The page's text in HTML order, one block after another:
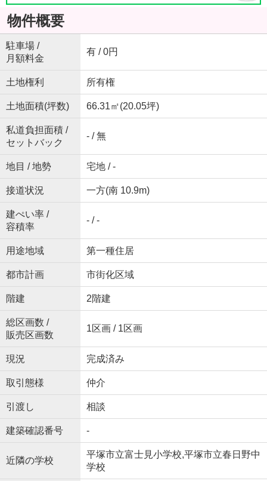
物件概要
駐車場 /
月額料金
有 / 0円
土地権利 所有権
土地面積(坪数) 66.31㎡(20.05坪)
私道負担面積 /
セットバック
- / 無
地目 / 地勢 宅地 / -
接道状況 一方(南 10.9m)
建ぺい率 /
容積率
- / -
用途地域 第一種住居
都市計画 市街化区域
階建 2階建
総区画数 /
販売区画数
1区画 / 1区画
現況 完成済み
取引態様 仲介
引渡し 相談
建築確認番号 -
近隣の学校
平塚市立富士見小学校,平塚市立春日野中
学校